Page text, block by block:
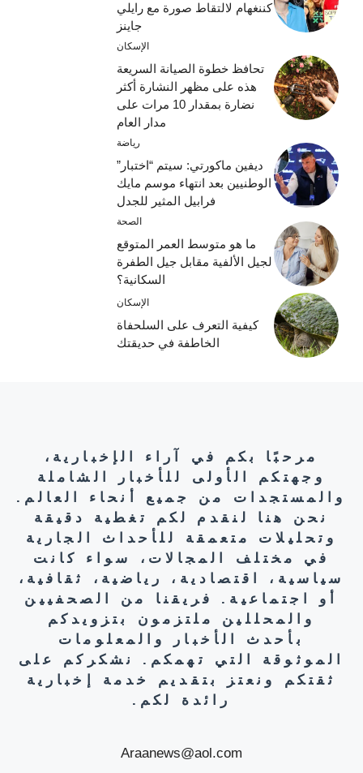
كننغهام لالتقاط صورة مع رايلي
جاينز
الإسكان
تحافظ خطوة الصيانة السريعة
هذه على مظهر النشارة أكثر
نضارة بمقدار 10 مرات على
مدار العام
رياضة
ديفين ماكورتي: سيتم “اختبار”
الوطنيين بعد انتهاء موسم مايك
فرابيل المثير للجدل
الصحة
ما هو متوسط ​​العمر المتوقع
لجيل الألفية مقابل جيل الطفرة
السكانية؟
الإسكان
كيفية التعرف على السلحفاة
الخاطفة في حديقتك
مرحبًا بكم في آراء الإخبارية،
وجهتكم الأولى للأخبار الشاملة
والمستجدات من جميع أنحاء العالم.
نحن هنا لنقدم لكم تغطية دقيقة
وتحليلات متعمقة للأحداث الجارية
في مختلف المجالات، سواء كانت
سياسية، اقتصادية، رياضية، ثقافية،
أو اجتماعية. فريقنا من الصحفيين
والمحللين ملتزمون بتزويدكم
بأحدث الأخبار والمعلومات
الموثوقة التي تهمكم. نشكركم على
ثقتكم ونعتز بتقديم خدمة إخبارية
رائدة لكم.
Araanews@aol.com